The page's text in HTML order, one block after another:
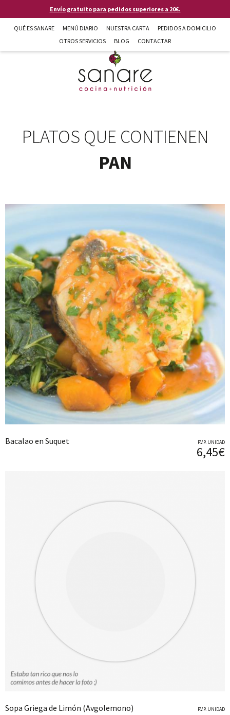
Pasar al contenido principalEnvío gratuito para pedidos superiores a 20€.
QUÉ ES SANARE MENÚ DIARIO NUESTRA CARTA
PEDIDOS A DOMICILIO
OTROS SERVICIOS
BLOG CONTACTAR
Sanare cocina + nutrición en Almería
PLATOS QUE CONTIENEN
PAN
Bacalao en Suquet P.V.P. UNIDAD
6,45€
Sopa Griega de Limón (Avgolemono) P.V.P. UNIDAD